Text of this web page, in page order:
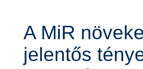
A MiR
jelentős